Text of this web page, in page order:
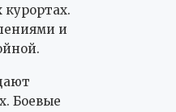
и
Боевые